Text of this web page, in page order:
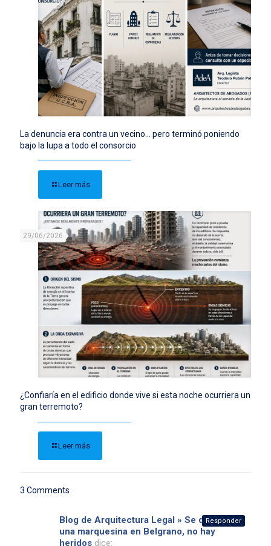
La denuncia era contra un vecino… pero terminó poniendo
bajo la lupa a todo el consorcio
Leer más
29/06/2026
¿Confiaría en el edificio donde vive si esta noche ocurriera un
gran terremoto?
Leer más
3 Comments
Blog de Arquitectura Legal » Se derrumbó
una marquesina en Belgrano, no hay
heridos dice:
Responder